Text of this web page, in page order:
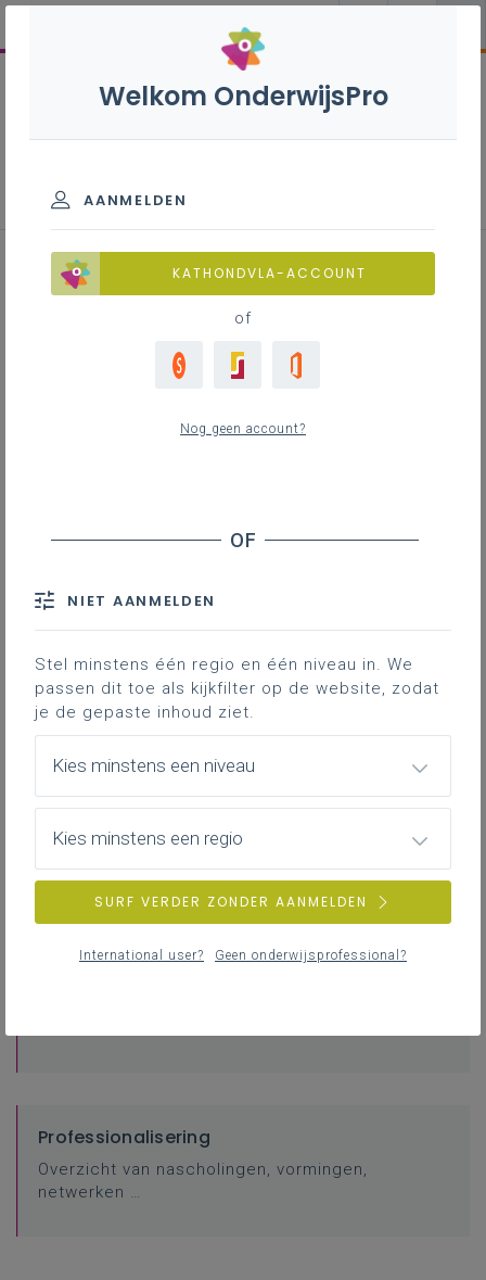
- D-finaliteit
Raadpleeg via de leerplantool of download de
Inspirerend materiaal
Didactische tips, ondersteunende documenten,
Literatuur, onderzoek, regelgeving, interessante
websites...
Professionalisering
Overzicht van nascholingen, vormingen,
netwerken …
Welkom OnderwijsPro
AANMELDEN
KATHONDVLA-ACCOUNT
of
Nog geen account?
NIET AANMELDEN
Stel minstens één regio en één niveau in. We
passen dit toe als kijkfilter op de website, zodat
je de gepaste inhoud ziet.
Kies minstens een niveau
Kies minstens een regio
SURF VERDER ZONDER AANMELDEN
International user? Geen onderwijsprofessional?